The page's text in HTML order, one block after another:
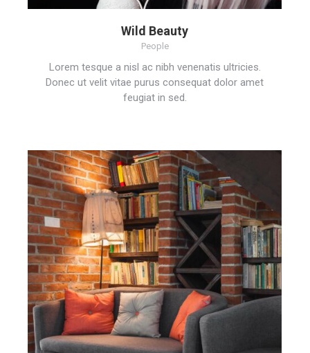
Wild Beauty
People
Lorem tesque a nisl ac nibh venenatis ultricies.
Donec ut velit vitae purus consequat dolor amet
feugiat in sed.